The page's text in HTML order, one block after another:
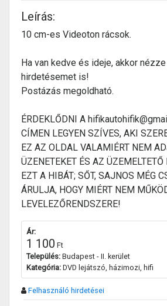
Leírás:
10 cm-es Videoton rácsok.
Ha van kedve és ideje, akkor
hirdetésemet is!
Postázás megoldható.
ÉRDEKLŐDNI A
CÍMEN LEGYEN SZÍVES, AKI
EZ AZ OLDAL VALAMIÉRT NEM
ÜZENETEKET ÉS AZ
EZT A HIBÁT; SŐT, SAJNOS MÉG
ÁRULJA, HOGY MIÉRT NEM
LEVELEZŐRENDSZERE!
Ár:
1 100 Ft
Település: Budapest - II. kerület
Kategória: DVD lejátszó, házimozi, hifi
Felhasználó hirdetései